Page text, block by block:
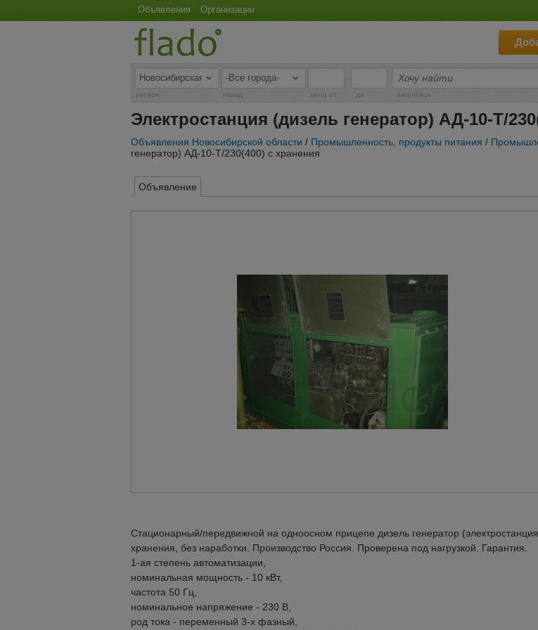
Объявления Организации
-
регион город цена от до заголовок
Электростанция (дизель генератор) АД-10-Т/
Объявления Новосибирской области / Промышленность, продукты питания /
генератор) АД-10-Т/230(400) с хранения
Объявление
Стационарный/передвижной на одноосном прицепе дизель генератор
хранения, без наработки. Производство Россия. Проверена под нагрузкой. Гарантия.
1-ая степень автоматизации,
номинальная мощность - 10 кВт,
частота 50 Гц,
номинальное напряжение - 230 В,
род тока - переменный 3-х фазный,